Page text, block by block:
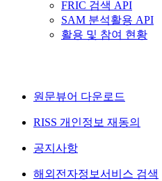
FRIC 검색 API
SAM 분석활용 API
활용 및 참여 현황
원문뷰어 다운로드
RISS 개인정보 재동의
공지사항
해외전자정보서비스 검색